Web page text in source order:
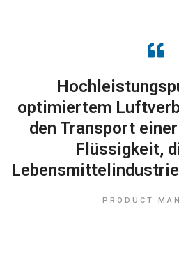
optimiertem
den Transport
Flüssigkeit,
PRODUCT